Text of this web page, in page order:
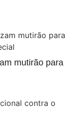
mutirão para